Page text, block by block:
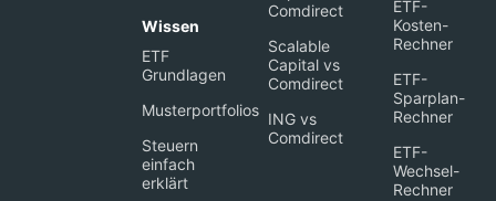
Wissen
ETF
Grundlagen
Musterportfolios
Steuern
einfach
erklärt
Comdirect
Scalable
Capital vs
Comdirect
ING vs
Comdirect
ETF-
Kosten-
Rechner
ETF-
Sparplan-
Rechner
ETF-
Wechsel-
Rechner